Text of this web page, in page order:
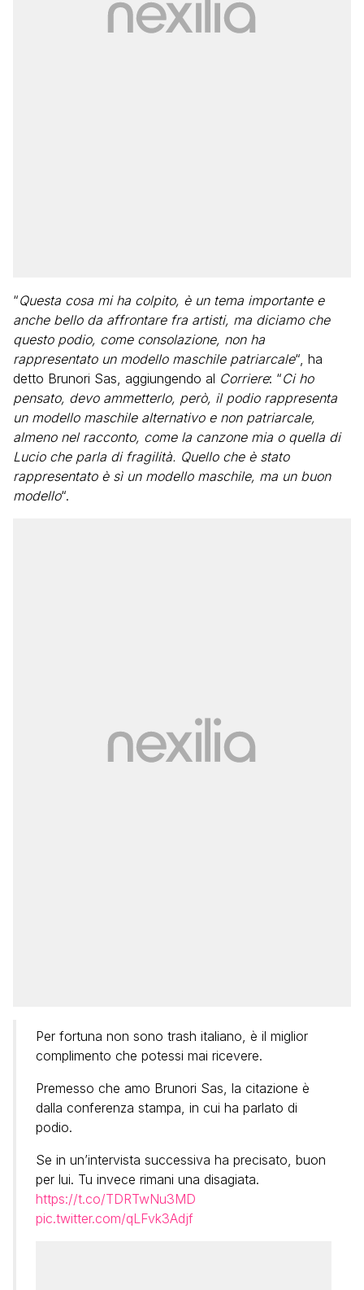
“Questa cosa mi ha colpito, è un tema importante e
anche bello da affrontare fra artisti, ma diciamo che
questo podio, come consolazione, non ha
rappresentato un modello maschile patriarcale“, ha
detto Brunori Sas, aggiungendo al Corriere: “Ci ho
pensato, devo ammetterlo, però, il podio rappresenta
un modello maschile alternativo e non patriarcale,
almeno nel racconto, come la canzone mia o quella di
Lucio che parla di fragilità. Quello che è stato
rappresentato è sì un modello maschile, ma un buon
modello“.
Per fortuna non sono trash italiano, è il miglior
complimento che potessi mai ricevere.
Premesso che amo Brunori Sas, la citazione è
dalla conferenza stampa, in cui ha parlato di
podio.
Se in un’intervista successiva ha precisato, buon
per lui. Tu invece rimani una disagiata.
https://t.co/TDRTwNu3MD
pic.twitter.com/qLFvk3Adjf